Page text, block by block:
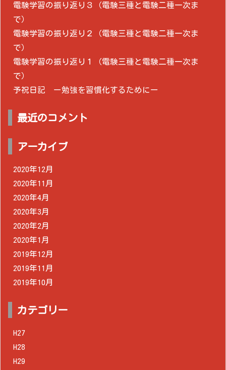
電験学習の振り返り３（電験三種と電験二種一次ま
で）
電験学習の振り返り２（電験三種と電験二種一次ま
で）
電験学習の振り返り１（電験三種と電験二種一次ま
で）
予祝日記 ー勉強を習慣化するためにー
最近のコメント
アーカイブ
2020年12月
2020年11月
2020年4月
2020年3月
2020年2月
2020年1月
2019年12月
2019年11月
2019年10月
カテゴリー
H27
H28
H29